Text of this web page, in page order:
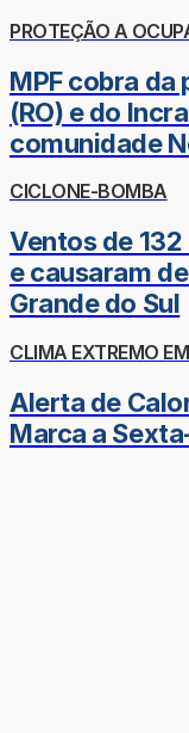
PROTEÇÃO A
MPF cobra
(RO) e do
comunidade
CICLONE-BOMBA
Ventos de
e causaram
Grande do Sul
CLIMA EXTREMO
Alerta de
Marca a